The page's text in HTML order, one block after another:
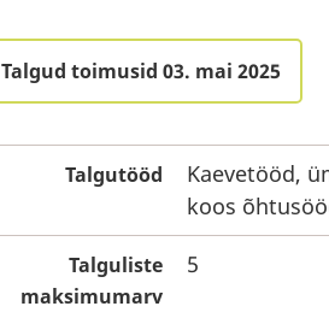
Talgud toimusid 03. mai 2025
Talgutööd
Kaevetööd,
koos
Talguliste
maksimumarv
5